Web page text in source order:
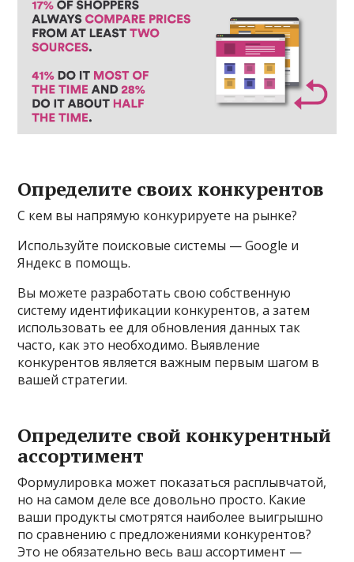
Определите своих конкурентов
С кем вы напрямую конкурируете на рынке?
Используйте поисковые системы — Google и
Яндекс в помощь.
Вы можете разработать свою собственную
систему идентификации конкурентов, а затем
использовать ее для обновления данных так
часто, как это необходимо. Выявление
конкурентов является важным первым шагом в
вашей стратегии.
Определите свой конкурентный
ассортимент
Формулировка может показаться расплывчатой,
но на самом деле все довольно просто. Какие
ваши продукты смотрятся наиболее выигрышно
по сравнению с предложениями конкурентов?
Это не обязательно весь ваш ассортимент —